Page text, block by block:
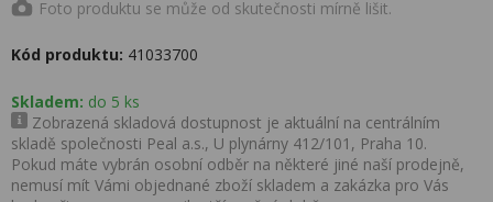
Foto produktu se může od skutečnosti mírně lišit.
Kód produktu: 41033700
Skladem: do 5 ks
Zobrazená skladová dostupnost je aktuální na centrálním
skladě společnosti Peal a.s., U plynárny 412/101, Praha 10.
Pokud máte vybrán osobní odběr na některé jiné naší prodejně,
nemusí mít Vámi objednané zboží skladem a zakázka pro Vás